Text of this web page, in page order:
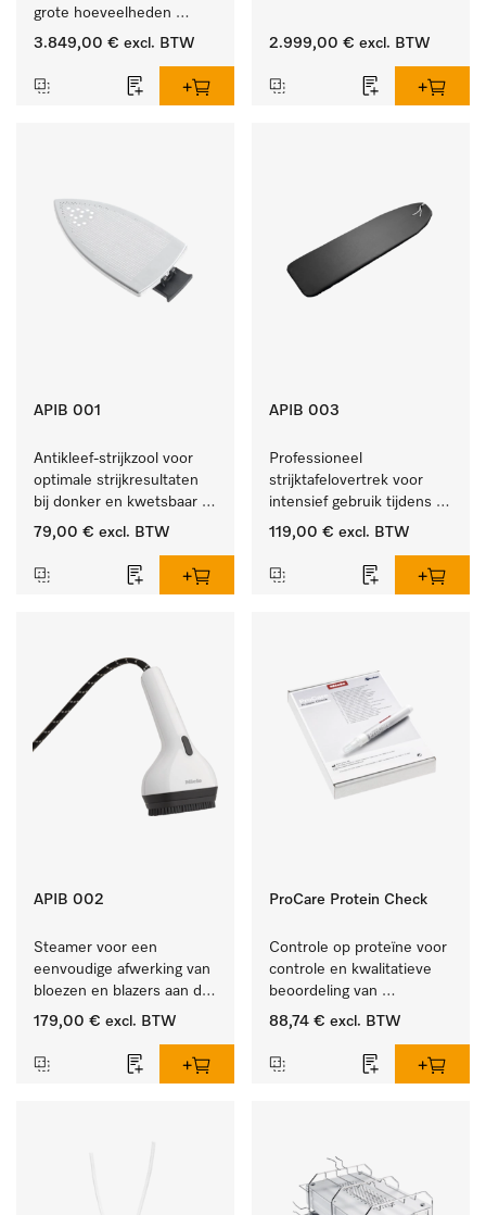
grote hoeveelheden
serviesgoed thuis en in
3.849,00 € excl. BTW 2.999,00 € excl. BTW
APIB 001
Antikleef-strijkzool voor
optimale strijkresultaten
bij donker en kwetsbaar
textiel
79,00 € excl. BTW
APIB 003
Professioneel
strijktafelovertrek voor
intensief gebruik tijdens
de industriële werkdag.
119,00 € excl. BTW
APIB 002
Steamer voor een
eenvoudige afwerking van
bloezen en blazers aan de
klerenhanger.
179,00 € excl. BTW
ProCare Protein Check
Controle op proteïne voor
controle en kwalitatieve
beoordeling van
eventuele proteïneresten.
88,74 € excl. BTW